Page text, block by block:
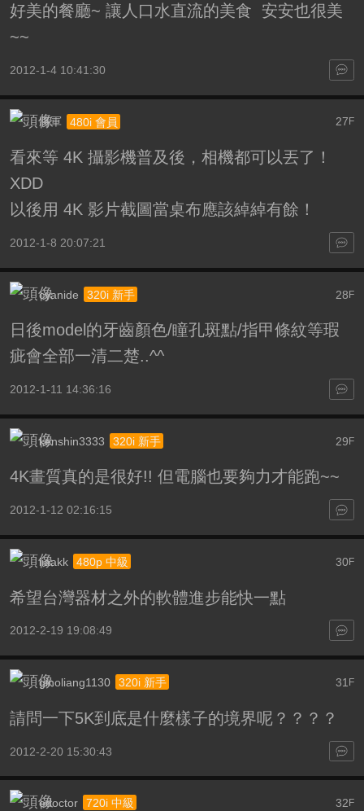
好美的餐廳~ 讓人口水直流的美食 安安也很美
~~
2012-1-4 10:41:30
27 F
將軍 480i 會員
看來等 4K 攝影機普及後，相機都可以丟了！
XDD
以後用 4K 影片截圖當桌布應該綽綽有餘！
2012-1-8 20:07:21
28F
cyanide 320i 新手
日後model的牙齒顏色/瞳孔斑點/指甲條紋等瑕
疵會全部一清二楚..^^
2012-1-11 14:36:16
29F
kenshin3333 320i 新手
4K畫質真的是很好!! 但電腦也要夠力才能跑~~
2012-1-12 02:16:15
30F
iiaakk 480p 中級
希望台灣器材之外的軟體進步能快一點
2012-2-19 19:08:49
31 F
ginoliang1130 320i 新手
請問一下5K到底是什麼樣子的境界呢？？？？
2012-2-20 15:30:43
32 F
edoctor 720i 中級